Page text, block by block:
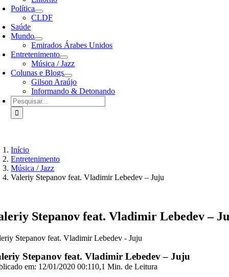
Política
CLDF
Saúde
Mundo
Emirados Árabes Unidos
Entretenimento
Música / Jazz
Colunas e Blogs
Gilson Araújo
Informando & Detonando
Buscar
resultados
para:
Início
Entretenimento
Música / Jazz
Valeriy Stepanov feat. Vladimir Lebedev – Juju
Stepanov feat. Vladimir Lebedev –
Stepanov feat. Vladimir Lebedev - Juju
Stepanov feat. Vladimir Lebedev – Juju
em: 12/01/2020 00:110,1 Min. de Leitura